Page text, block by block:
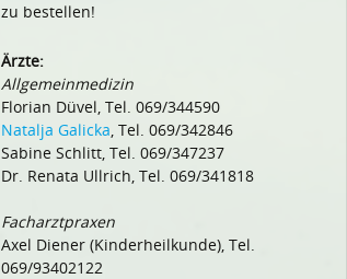
zu bestellen!
Ärzte:
Allgemeinmedizin
Florian Düvel, Tel. 069/344590
Natalja Galicka, Tel. 069/342846
Sabine Schlitt, Tel. 069/347237
Dr. Renata Ullrich, Tel. 069/341818
Facharztpraxen
Axel Diener (Kinderheilkunde), Tel.
069/93402122